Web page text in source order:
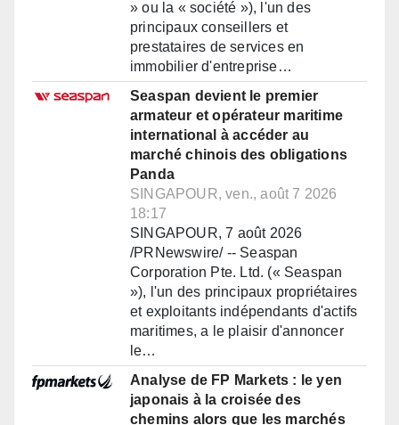
» ou la « société »), l'un des
principaux conseillers et
prestataires de services en
immobilier d'entreprise…
Seaspan devient le premier
armateur et opérateur maritime
international à accéder au
marché chinois des obligations
Panda
SINGAPOUR, ven., août 7 2026
18:17
SINGAPOUR, 7 août 2026
/PRNewswire/ -- Seaspan
Corporation Pte. Ltd. (« Seaspan
»), l'un des principaux propriétaires
et exploitants indépendants d'actifs
maritimes, a le plaisir d'annoncer
le…
Analyse de FP Markets : le yen
japonais à la croisée des
chemins alors que les marchés